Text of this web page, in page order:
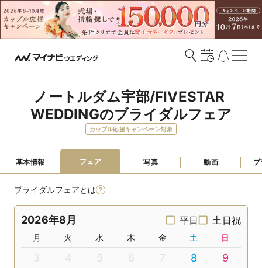
ノートルダム宇部/FIVESTAR
WEDDINGのブライダルフェア
カップル応援キャンペーン対象
基本情報 フェア 写真 動画
ブライダルフェアとは
2026年8月 平日 土日祝
月 火 水 木 金 土 日
3 4 5 6 7 8 9